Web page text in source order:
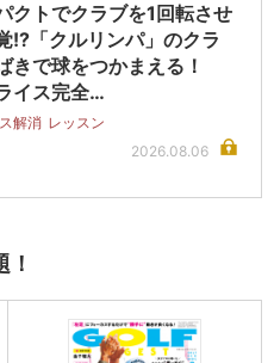
クトでクラブを1回転させ
!?「クルリンパ」のクラ
きで球をつかまえる！
イス完全…
解消 レッスン
2026.08.06